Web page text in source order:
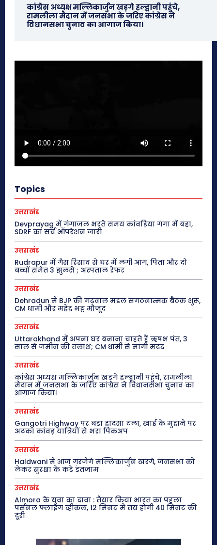
कांग्रेस अध्यक्ष मल्लिकार्जुन खड़गे हल्द्वानी पहुंचे,
रामलीला मैदान में जनसभा के जरिए कांग्रेस ने
विधानसभा चुनाव का आगाज किया।
Topics
उत्तराखंड
Devprayag में गंगाजल भरते समय कांवड़िया गंगा में बहा,
SDRF का सर्च ऑपरेशन जारी
उत्तराखंड
Rudrapur में गैस रिसाव से घर में लगी आग, पिता और दो
बच्चों समेत 3 झुलसे ; अस्पताल रेफर
उत्तराखंड
Dehradun में BJP की गढ़वाल मंडल संगठनात्मक बैठक शुरू,
CM धामी और महेंद्र भट्ट मौजूद
उत्तराखंड
Uttarakhand में अपना घर बनाना चाहते हैं ऋषभ पंत, 3
साल से जमीन की तलाश; CM धामी से मांगी मदद
उत्तराखंड
कांग्रेस अध्यक्ष मल्लिकार्जुन खड़गे हल्द्वानी पहुंचे, रामलीला
मैदान में जनसभा के जरिए कांग्रेस ने विधानसभा चुनाव का
आगाज किया।
उत्तराखंड
Gangotri Highway पर बड़ा हादसा टला, खाई के मुहाने पर
अटका कांवड़ यात्रियों से भरा पिकअप
उत्तराखंड
Haldwani में आज गरजेंगे मल्लिकार्जुन खरगे, जनसभा को
लेकर सुरक्षा के कड़े इंतजाम
उत्तराखंड
Almora के युवा का दावा : तैयार किया भारत का पहला
पर्सनल फ्लाइंग व्हीकल, 12 मिनट में तय होगी 40 मिनट की
दूरी